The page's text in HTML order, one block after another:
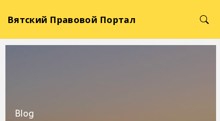
Вятский Правовой Портал
Blog